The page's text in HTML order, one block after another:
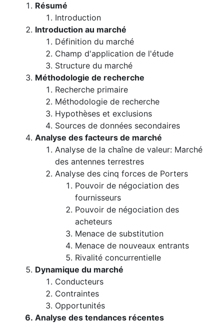
Résumé
Introduction
Introduction au marché
Définition du marché
Champ d'application de l'étude
Structure du marché
Méthodologie de recherche
Recherche primaire
Méthodologie de recherche
Hypothèses et exclusions
Sources de données secondaires
Analyse des facteurs de marché
Analyse de la chaîne de valeur: Marché
des antennes terrestres
Analyse des cinq forces de Porters
Pouvoir de négociation des
fournisseurs
Pouvoir de négociation des
acheteurs
Menace de substitution
Menace de nouveaux entrants
Rivalité concurrentielle
Dynamique du marché
Conducteurs
Contraintes
Opportunités
Analyse des tendances récentes